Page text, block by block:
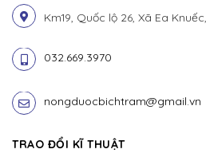
Km19, Quốc lộ 26, Xã Ea
032.669.3970
nongduocbichtram@gmail.vn
TRAO ĐỔI KĨ THUẬT